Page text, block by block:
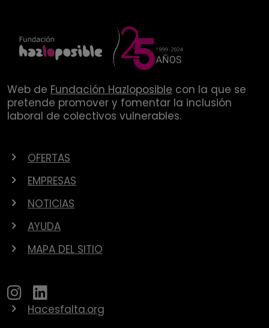
Web de Fundación Hazloposible con la que se
pretende promover y fomentar la inclusión
laboral de colectivos vulnerables.
OFERTAS
EMPRESAS
NOTICIAS
AYUDA
MAPA DEL SITIO
Hacesfalta.org